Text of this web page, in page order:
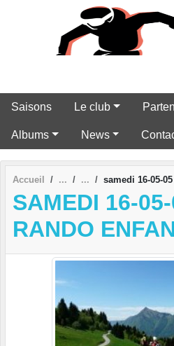
Saisons Le club
Albums News
Accueil samedi 16-05-
SAMEDI 16-
RANDO
Panneau de gestion des cookies